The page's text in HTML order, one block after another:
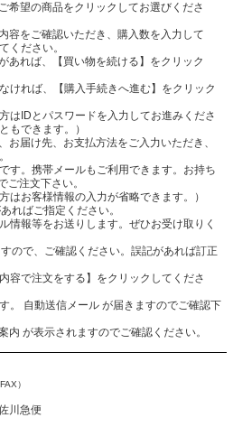
希望の商品をクリックしてお選びくださ
容をご確認いただき、購入数を入力して
ください。
あれば、【買い物を続ける】をクリック
、【購入手続きへ進む】をクリック
とパスワードを入力してお進みくださ
もできます。）
お届け先、お支払方法をご入力いただき、
携帯メールもご利用できます。お持ち
ご注文下さい。
客様情報の入力が省略できます。）
ればご指定ください。
をお送りします。ぜひお受け取りく
ので、ご確認ください。誤記があれば訂正
文をする】をクリックしてくださ
動送信メール が届きますのでご確認下
が表示されますのでご確認ください。
）
川急便